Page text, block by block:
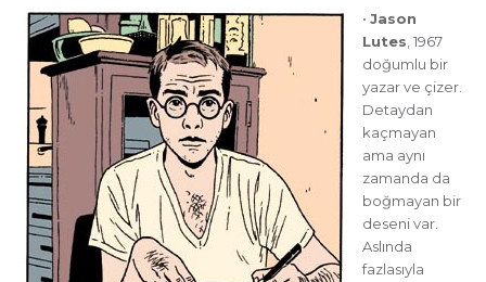
• Jason
Lutes, 1967
doğumlu bir
yazar ve çizer.
Detaydan
kaçmayan
ama aynı
zamanda da
boğmayan bir
deseni var.
Aslında
fazlasıyla